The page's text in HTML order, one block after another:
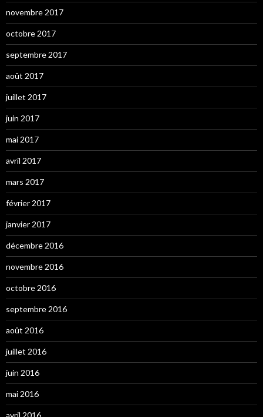
novembre 2017
octobre 2017
septembre 2017
août 2017
juillet 2017
juin 2017
mai 2017
avril 2017
mars 2017
février 2017
janvier 2017
décembre 2016
novembre 2016
octobre 2016
septembre 2016
août 2016
juillet 2016
juin 2016
mai 2016
avril 2016